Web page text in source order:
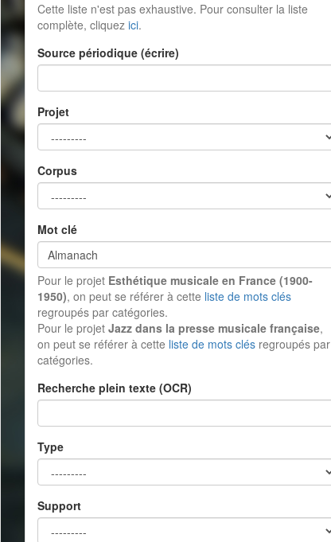
Cette liste n'est pas exhaustive. Pour consulter la liste
complète, cliquez ici.
Source périodique (écrire)
Projet
Corpus
Mot clé
Pour le projet Esthétique musicale en France (1900-
1950), on peut se référer à cette liste de mots clés
regroupés par catégories.
Pour le projet Jazz dans la presse musicale française,
on peut se référer à cette liste de mots clés regroupés par
catégories.
Recherche plein texte (OCR)
Type
Support